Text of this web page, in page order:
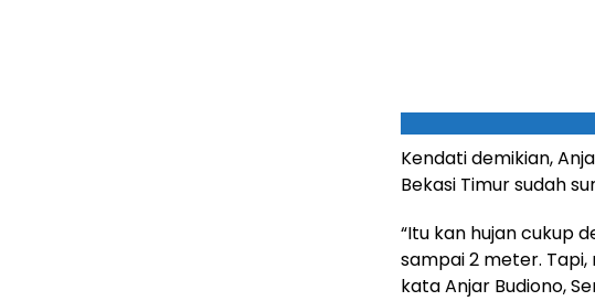
Kendati demikian,
Bekasi Timur sudah
“Itu kan hujan cukup
sampai 2 meter. Tapi,
kata Anjar Budiono,